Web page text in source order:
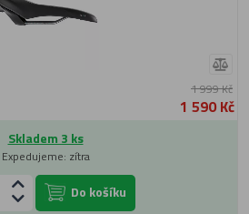
1 999 Kč
1 590 Kč
Skladem 3 ks
Expedujeme: zítra
Do košíku